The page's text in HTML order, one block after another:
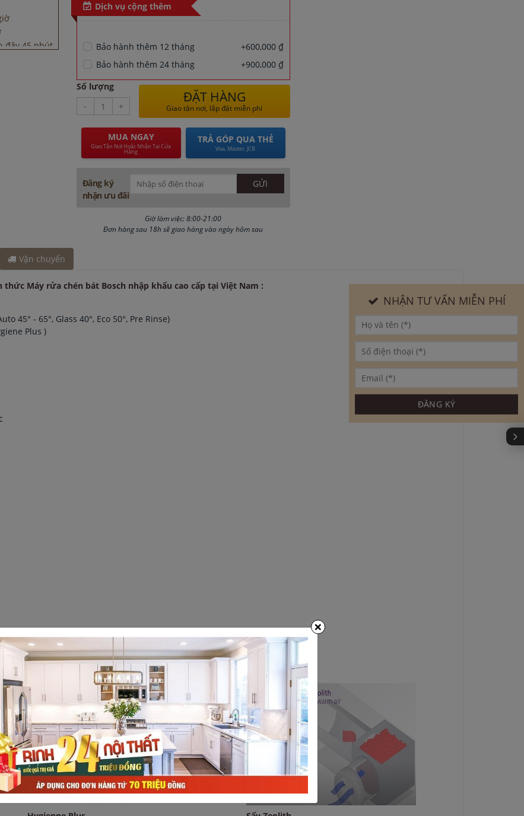
đây 45 phút
Dịch vụ cộng thêm
Bảo hành thêm 12 tháng
+600,000 ₫
Bảo hành thêm 24 tháng
+900,000 ₫
Số lượng
-
+
ĐẶT HÀNG
Giao tận nơi, lắp đặt miễn phí
MUA NGAY
Giao Tận Nơi Hoặc Nhận Tại Cửa
Hàng
TRẢ GÓP QUA THẺ
Visa, Master, JCB
Đăng ký
nhận ưu đãi
Giờ làm việc: 8:00-21:00
Đơn hàng sau 18h sẽ giao hàng vào ngày hôm sau
Vận chuyển
Máy rửa chén bát Bosch nhập khẩu cao cấp tại Việt Nam :
45° - 65°, Glass 40°, Eco 50°, Pre Rinse)
Plus )
SERI) :
NHẬN TƯ VẤN MIỄN PHÍ
×